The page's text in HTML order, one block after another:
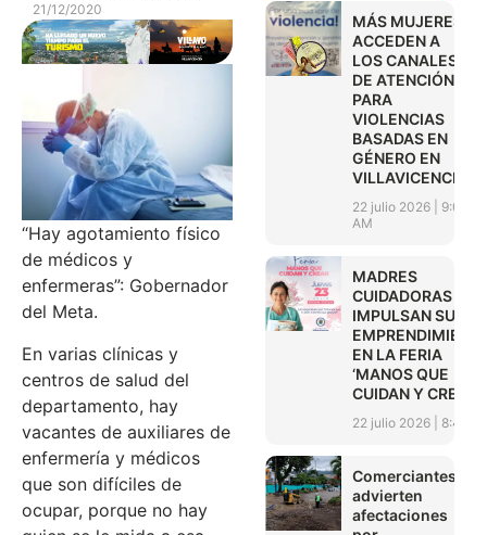
21/12/2020
“Hay agotamiento físico
de médicos y
enfermeras”: Gobernador
del Meta.
En varias clínicas y
centros de salud del
departamento, hay
vacantes de auxiliares de
enfermería y médicos
que son difíciles de
ocupar, porque no hay
MÁS MUJERES
ACCEDEN A
LOS CANALES
DE ATENCIÓN
PARA
VIOLENCIAS
BASADAS EN
GÉNERO EN
VILLAVICENCIO
22 julio 2026
9:01
AM
MADRES
CUIDADORAS
IMPULSAN SUS
EN LA FERIA
‘MANOS QUE
CUIDAN Y CREAN’
22 julio 2026 8:45
Comerciantes
advierten
afectaciones